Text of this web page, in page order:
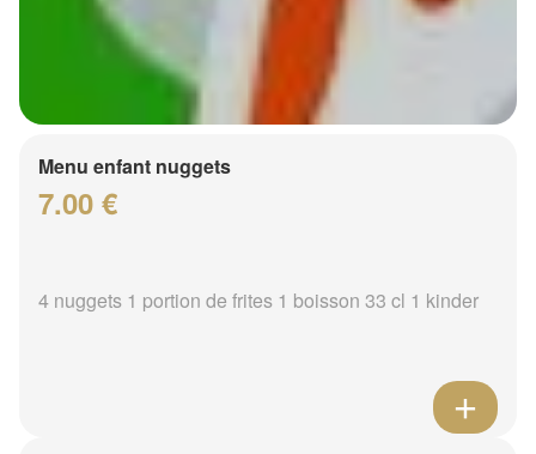
Menu enfant nuggets
7.00 €
4 nuggets 1 portion de frites 1 boisson 33 cl 1 kinder